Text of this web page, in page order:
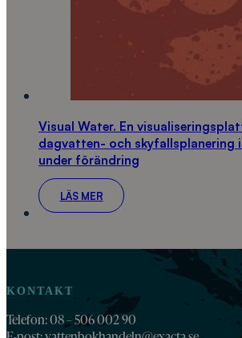
Visual Water. En
dagvatten- och skyfallsplanering
under förändring
LÄS MER
KONTAKT
Telefon: 08 – 506 002 90